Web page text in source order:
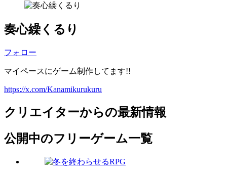
奏心繰くるり
フォロー
マイペースにゲーム制作してます!!
https://x.com/Kanamikurukuru
クリエイターからの最新情報
公開中のフリーゲーム一覧